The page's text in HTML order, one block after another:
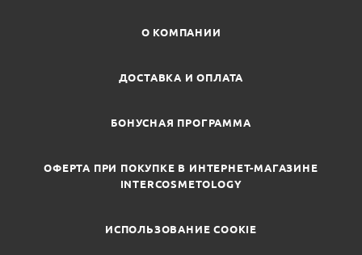
О КОМПАНИИ
ДОСТАВКА И ОПЛАТА
БОНУСНАЯ ПРОГРАММА
ОФЕРТА ПРИ ПОКУПКЕ В ИНТЕРНЕТ-МАГАЗИНЕ
INTERCOSMETOLOGY
ИСПОЛЬЗОВАНИЕ COOKIE